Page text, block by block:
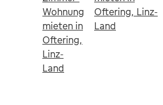
Wohnung
mieten in
Oftering,
Linz-
Land
Oftering, Linz-
Land